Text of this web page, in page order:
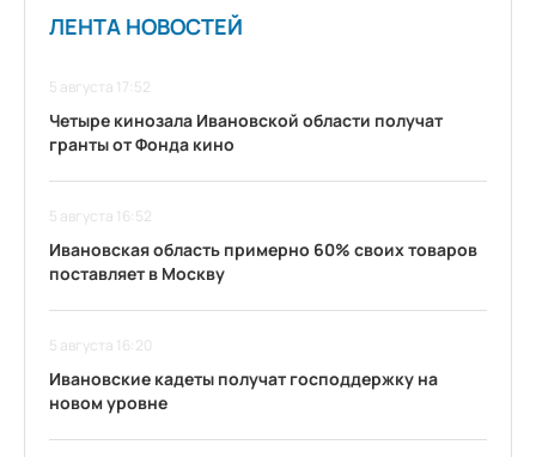
ЛЕНТА НОВОСТЕЙ
5 августа 17:52
Четыре кинозала Ивановской области получат
гранты от Фонда кино
5 августа 16:52
Ивановская область примерно 60% своих товаров
поставляет в Москву
5 августа 16:20
Ивановские кадеты получат господдержку на
новом уровне